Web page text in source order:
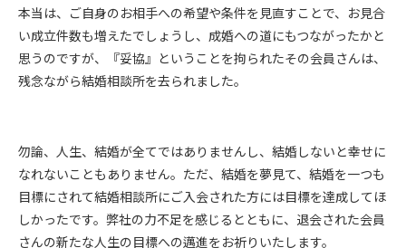
本当は、ご自身のお相手への希望や条件を見直すことで、お見合
い成立件数も増えたでしょうし、成婚への道にもつながったかと
思うのですが、『妥協』ということを拘られたその会員さんは、
残念ながら結婚相談所を去られました。
勿論、人生、結婚が全てではありませんし、結婚しないと幸せに
なれないこともありません。ただ、結婚を夢見て、結婚を一つも
目標にされて結婚相談所にご入会された方には目標を達成してほ
しかったです。弊社の力不足を感じるとともに、退会された会員
さんの新たな人生の目標への邁進をお祈りいたします。